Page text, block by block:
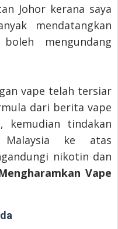
Johor kerana saya
mendatangkan
mengundang
vape telah tersiar
dari berita vape
kemudian tindakan
Malaysia ke atas
nikotin dan
Vape